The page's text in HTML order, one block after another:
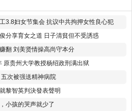
3.8妇女节集会 抗议中共拘押女性良心犯
分享育女之道 日子清貧但不受誘惑
翻 刘美贤情操高尚守本分
原贵州大学教授杨绍政刑满出狱
次被强送精神病院
黎智英判決發表聲明
小孩的哭声就少了